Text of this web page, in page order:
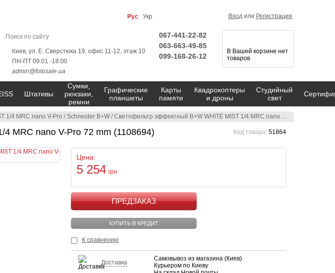
1/4 MRC nano V-Pro /Schneider B+W /Светофильтр эффектный B+W WHITE MIST 1/4 MRC nano V-Pro 72 mm (1108694)
MRC nano V-Pro 72 mm (1108694) Код товара: 51864
Цена:
5 254 грн
КУПИТЬ
КУПИТЬ В КРЕДИТ
К сравнению
Доставка
Самовывоз из магазина (Киев)
Курьером по Киеву
Рус Укр Вход или Регистрация
Киев, ул. Е. Сверстюка 19, офис 11-12, этаж 10
ПН-ПТ 09:01 -18:00
admin@fotosale.ua
067-441-22-82
063-663-49-85
099-168-26-12
В Вашей корзине нет
товаров
Штативы
Сумки,
рюкзаки,
ремни
Графические
планшеты
Карты
памяти
Квадрокоптеры
и дроны
Студийный
свет